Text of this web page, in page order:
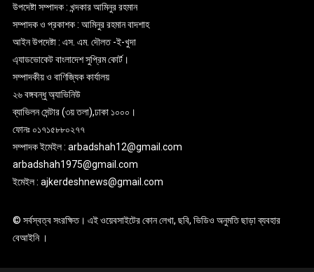
উপদেষ্টা সম্পাদক : খন্দকার আমিনুর রহমান
সম্পাদক ও প্রকাশক : আমিনুর রহমান বাদশাহ
আইন উপদেষ্টা : এস. এম. দৌলত -ই-খুদা
এ্যাডভোকেট বাংলাদেশ সুপ্রিম কোর্ট।
সম্পাদকীয় ও বাণিজ্যিক কার্যালয়
২৬ বঙ্গবন্ধু অ্যাভিনিউ
ব্যাভিলন সেন্টার (৩য় তলা),ঢাকা ১০০০।
ফোনঃ ০১৭১৫৮৮০২৭৭
সম্পাদক ইমেইল : arbadshah12@gmail.com
arbadshah1975@gmail.com
ইমেইল : ajkerdeshnews@gmail.com
© সর্বস্বত্ব সংরক্ষিত। এই ওয়েবসাইটের কোন লেখা, ছবি, ভিডিও অনুমতি ছাড়া ব্যবহার
বেআইনি ।